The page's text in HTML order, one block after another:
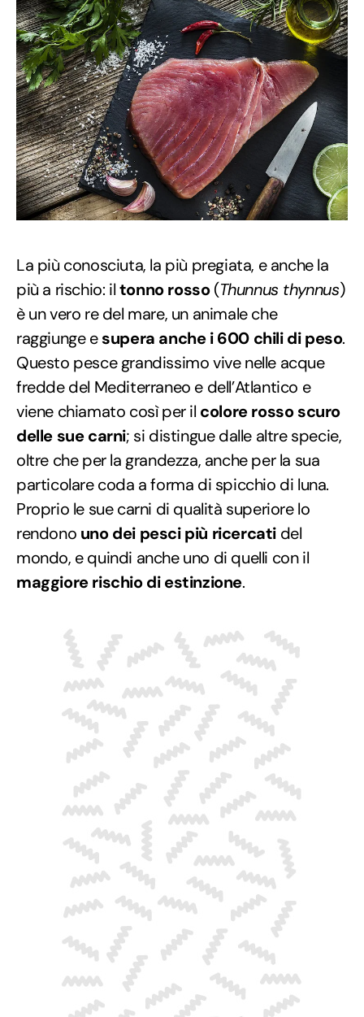
La più conosciuta, la più pregiata, e anche la
più a rischio: iltonno rosso(Thunnus thynnus)
è un vero re del mare, un animale che
raggiunge esupera anche i 600 chili di peso.
Questo pesce grandissimo vive nelle acque
fredde del Mediterraneo e dell’Atlantico e
viene chiamato così per il colore rosso scuro
delle sue carni; si distingue dalle altre specie,
oltre che per la grandezza, anche per la sua
particolare coda a forma di spicchio di luna.
Proprio le sue carni di qualità superiore lo
rendono uno dei pesci più ricercati del
mondo, e quindi anche uno di quelli con il
maggiore rischio di estinzione.